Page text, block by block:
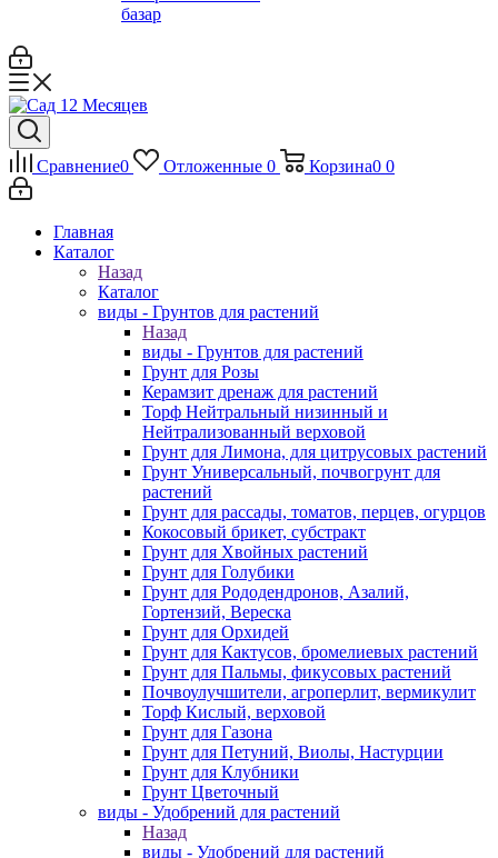
базар
Сравнение0 Отложенные 0 Корзина0 0
Главная
Каталог
Назад
Каталог
виды - Грунтов для растений
Назад
виды - Грунтов для растений
Грунт для Розы
Керамзит дренаж для растений
Торф Нейтральный низинный и
Нейтрализованный верховой
Грунт для Лимона, для цитрусовых растений
Грунт Универсальный, почвогрунт для
растений
Грунт для рассады, томатов, перцев, огурцов
Кокосовый брикет, субстракт
Грунт для Хвойных растений
Грунт для Голубики
Грунт для Рододендронов, Азалий,
Гортензий, Вереска
Грунт для Орхидей
Грунт для Кактусов, бромелиевых растений
Грунт для Пальмы, фикусовых растений
Почвоулучшители, агроперлит, вермикулит
Торф Кислый, верховой
Грунт для Газона
Грунт для Петуний, Виолы, Настурции
Грунт для Клубники
Грунт Цветочный
виды - Удобрений для растений
Назад
виды - Удобрений для растений